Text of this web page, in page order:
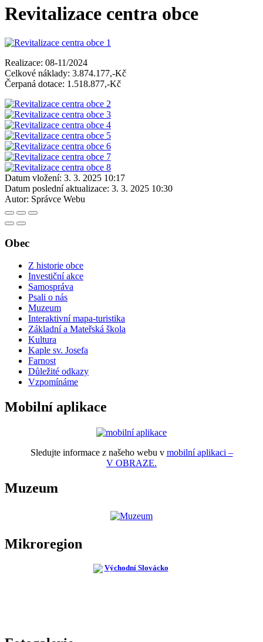
Revitalizace centra obce
Realizace: 08-11/2024
Celkové náklady: 3.874.177,-Kč
Čerpaná dotace: 1.518.877,-Kč
Datum vložení: 3. 3. 2025 10:17
Datum poslední aktualizace: 3. 3. 2025 10:30
Autor: Správce Webu
Obec
Z historie obce
Investiční akce
Samospráva
Psali o nás
Muzeum
Interaktivní mapa-turistika
Základní a Mateřská škola
Kultura
Kaple sv. Josefa
Farnost
Důležité odkazy
Vzpomínáme
Mobilní aplikace
Sledujte informace z našeho webu v mobilní aplikaci –
V OBRAZE.
Muzeum
Mikroregion